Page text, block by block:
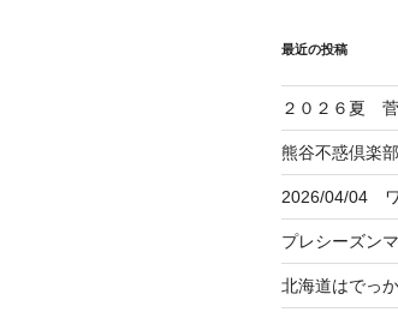
最近の投稿
２０２６夏
熊谷不惑倶楽
2026/04/04 ワ
プレシーズン
北海道はでっ